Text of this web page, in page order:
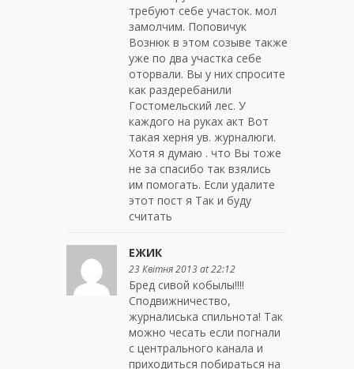
требуют себе участок. мол
замолчим. Поповичук
Вознюк в этом созыве также
уже по два участка себе
оторвали. Вы у них спросите
как раздеребанили
Гостомельский лес. У
каждого на руках акт Вот
такая херня ув. журналюги.
Хотя я думаю . что Вы тоже
не за спасибо так взялись
им помогать. Если удалите
этот пост я Так и буду
считать
ЕЖИК
23 Квітня 2013 at 22:12
Бред сивой кобылы!!!!
Сподвижничество,
журналиська спильнота! Так
можно чесать если погнали
с центрального канала и
приходиться побираться на